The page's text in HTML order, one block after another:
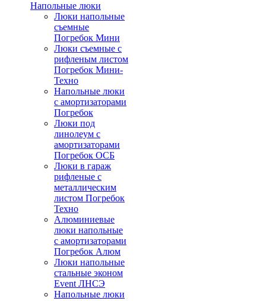
Напольные люки
Люки напольные
съемные
Погребок Мини
Люки съемные с
рифленым листом
Погребок Мини-
Техно
Напольные люки
с амортизаторами
Погребок
Люки под
линолеум с
амортизаторами
Погребок ОСБ
Люки в гараж
рифленые с
металлическим
листом Погребок
Техно
Алюминиевые
люки напольные
с амортизаторами
Погребок Алюм
Люки напольные
стальные эконом
Event ЛНСЭ
Напольные люки